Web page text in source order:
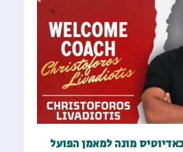
מונה למאמן הפועל